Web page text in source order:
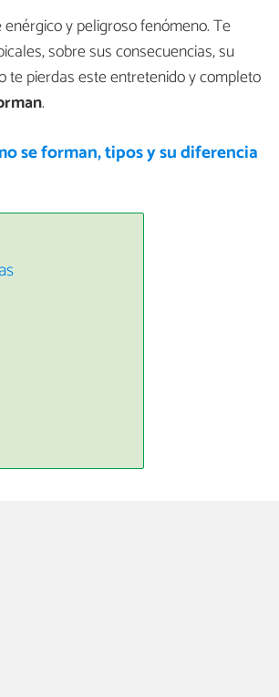
y peligroso fenómeno. Te
sobre sus consecuencias, su
te pierdas este entretenido y completo
.
se forman, tipos y su diferencia